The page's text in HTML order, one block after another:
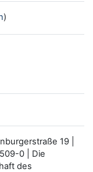
)
19 |
0 | Die
des